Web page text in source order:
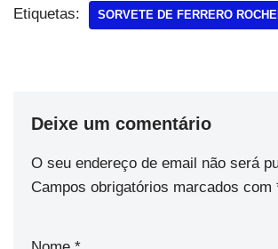
Etiquetas: SORVETE DE FERRERO
Deixe um comentário
O seu endereço de email não será
Campos obrigatórios marcados com